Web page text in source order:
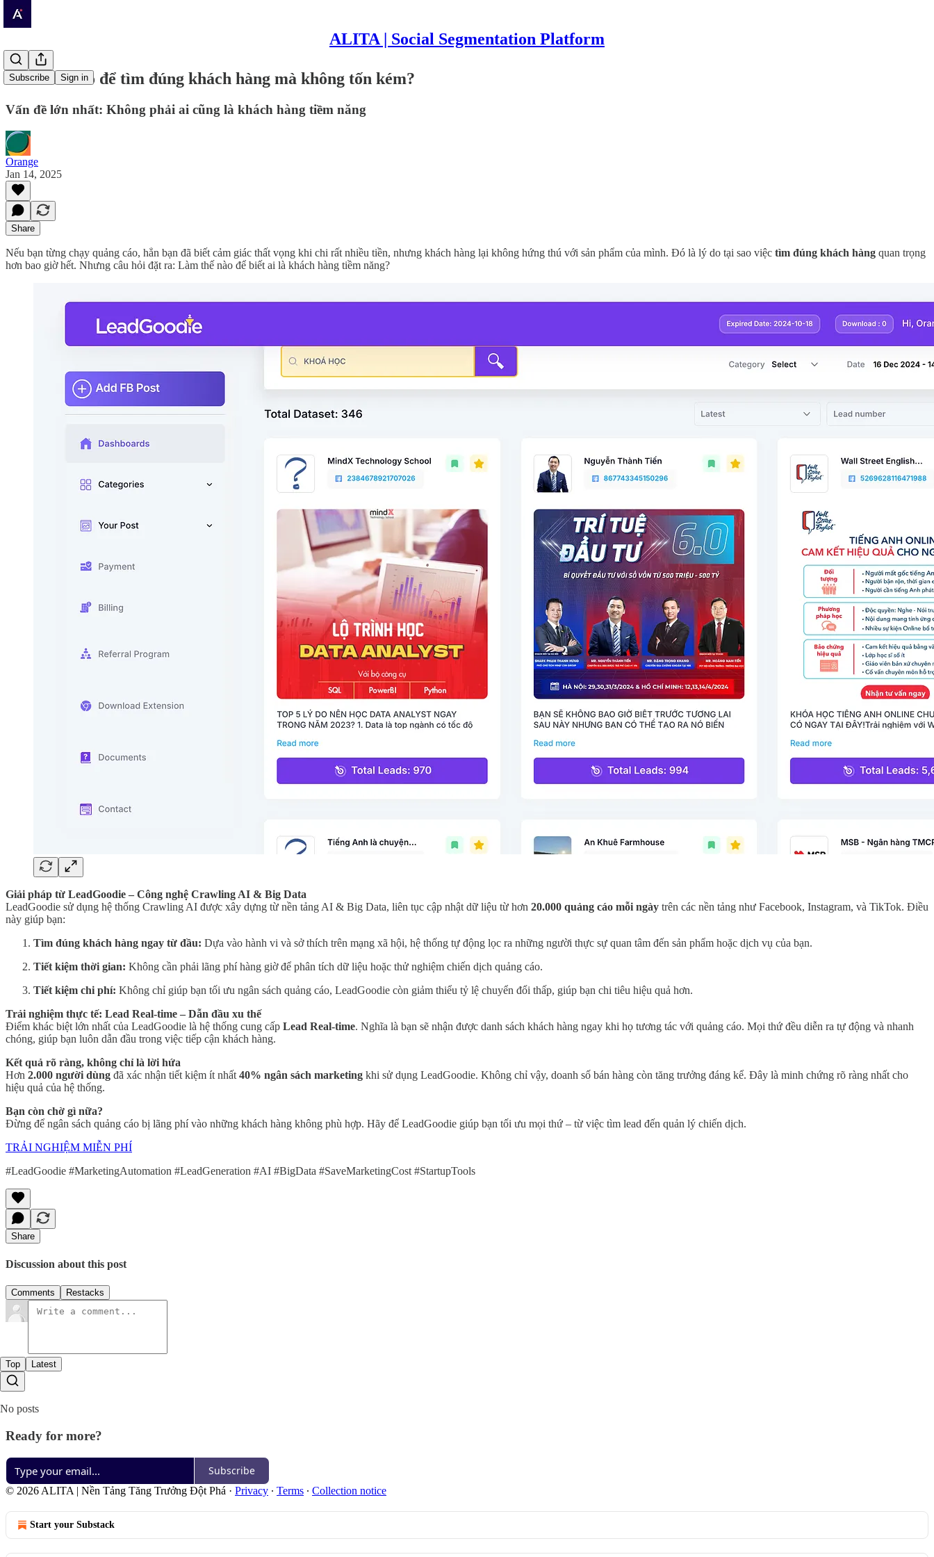
ALITA | Social Segmentation Platform
Subscribe Sign in
Làm thế nào để tìm đúng khách hàng mà không tốn kém?
Vấn đề lớn nhất: Không phải ai cũng là khách hàng tiềm năng
Orange
Jan 14, 2025
Share
Nếu bạn từng chạy quảng cáo, hẳn bạn đã biết cảm giác thất vọng khi chi rất nhiều tiền, nhưng khách hàng lại không hứng thú với sản phẩm của mình. Đó là lý do tại sao việc tìm đúng khách hàng quan trọng
hơn bao giờ hết. Nhưng câu hỏi đặt ra: Làm thế nào để biết ai là khách hàng tiềm năng?
Giải pháp từ LeadGoodie – Công nghệ Crawling AI & Big Data
LeadGoodie sử dụng hệ thống Crawling AI được xây dựng từ nền tảng AI & Big Data, liên tục cập nhật dữ liệu từ hơn 20.000 quảng cáo mỗi ngày trên các nền tảng như Facebook, Instagram, và TikTok. Điều
này giúp bạn:
Tìm đúng khách hàng ngay từ đầu: Dựa vào hành vi và sở thích trên mạng xã hội, hệ thống tự động lọc ra những người thực sự quan tâm đến sản phẩm hoặc dịch vụ của bạn.
Tiết kiệm thời gian: Không cần phải lãng phí hàng giờ để phân tích dữ liệu hoặc thử nghiệm chiến dịch quảng cáo.
Tiết kiệm chi phí: Không chỉ giúp bạn tối ưu ngân sách quảng cáo, LeadGoodie còn giảm thiểu tỷ lệ chuyển đổi thấp, giúp bạn chi tiêu hiệu quả hơn.
Trải nghiệm thực tế: Lead Real-time – Dẫn đầu xu thế
Điểm khác biệt lớn nhất của LeadGoodie là hệ thống cung cấp Lead Real-time. Nghĩa là bạn sẽ nhận được danh sách khách hàng ngay khi họ tương tác với quảng cáo. Mọi thứ đều diễn ra tự động và nhanh
chóng, giúp bạn luôn dẫn đầu trong việc tiếp cận khách hàng.
Kết quả rõ ràng, không chỉ là lời hứa
Hơn 2.000 người dùng đã xác nhận tiết kiệm ít nhất 40% ngân sách marketing khi sử dụng LeadGoodie. Không chỉ vậy, doanh số bán hàng còn tăng trưởng đáng kể. Đây là minh chứng rõ ràng nhất cho
hiệu quả của hệ thống.
Bạn còn chờ gì nữa?
Đừng để ngân sách quảng cáo bị lãng phí vào những khách hàng không phù hợp. Hãy để LeadGoodie giúp bạn tối ưu mọi thứ – từ việc tìm lead đến quản lý chiến dịch.
TRẢI NGHIỆM MIỄN PHÍ
#LeadGoodie #MarketingAutomation #LeadGeneration #AI #BigData #SaveMarketingCost #StartupTools
Share
Discussion about this post
Comments Restacks
Top Latest
No posts
Ready for more?
Subscribe
© 2026 ALITA | Nền Tảng Tăng Trưởng Đột Phá · Privacy ∙ Terms ∙ Collection notice
Start your Substack